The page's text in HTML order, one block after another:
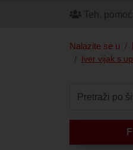
Teh.
Nalazite se u
Iver vijak s
Pretraži po